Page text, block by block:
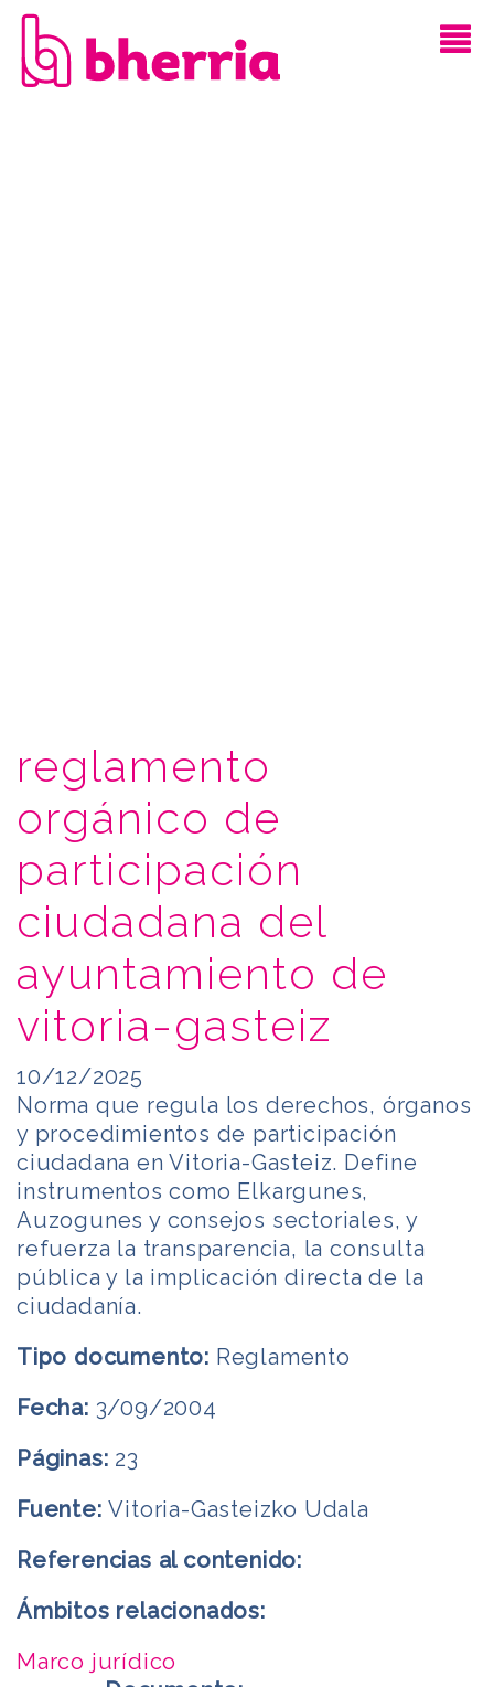
reglamento
orgánico de
participación
ciudadana del
ayuntamiento de
vitoria-gasteiz
10/12/2025
Norma que regula los derechos, órganos
y procedimientos de participación
ciudadana en Vitoria-Gasteiz. Define
instrumentos como Elkargunes,
Auzogunes y consejos sectoriales, y
refuerza la transparencia, la consulta
pública y la implicación directa de la
ciudadanía.
Tipo documento: Reglamento
Fecha: 3/09/2004
Páginas: 23
Fuente:Vitoria-Gasteizko Udala
Referencias al contenido:
Ámbitos relacionados:
Marco jurídico